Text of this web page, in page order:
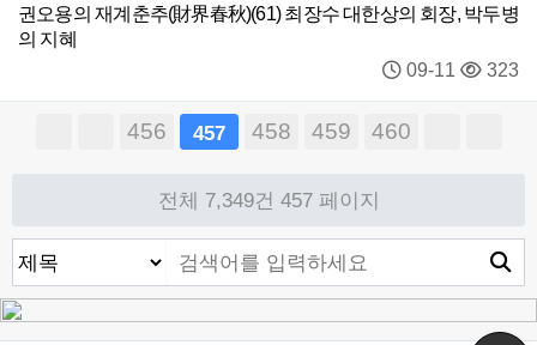
권오용의 재계춘추(財界春秋)(61) 최장수 대한상의 회장, 박두병
의 지혜
09-11
323
456 457 458 459 460
전체 7,349건 457 페이지